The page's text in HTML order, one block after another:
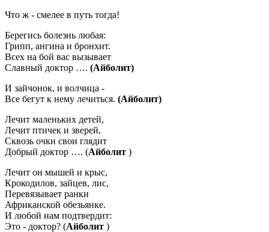
Что ж - смелее в путь тогда!
Берегись болезнь любая:
Грипп, ангина и бронхит.
Всех на бой вас вызывает
Славный доктор …. (Айболит)
И зайчонок, и волчица -
Все бегут к нему лечиться. (Айболит)
Лечит маленьких детей,
Лечит птичек и зверей,
Сквозь очки свои глядит
Добрый доктор …. (Айболит )
Лечит он мышей и крыс,
Крокодилов, зайцев, лис,
Перевязывает ранки
Африканской обезьянке.
И любой нам подтвердит:
Это - доктор? (Айболит )